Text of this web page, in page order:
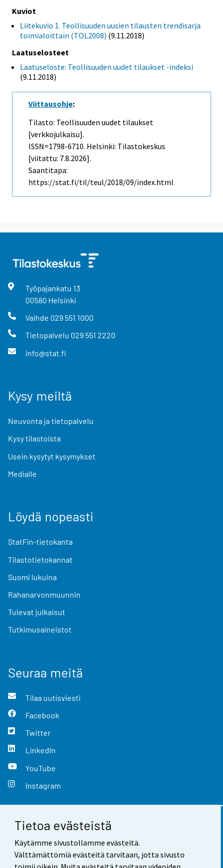
Tietoa evästeistä
Käytämme sivustollamme evästeitä.
Välttämättömiä evästeitä tarvitaan, jotta sivusto
Kuviot
Liitekuvio 1. Teollisuuden uusien tilausten trendisarja
toimialoittain (TOL2008) (9.11.2018)
Laatuselosteet
Laatuseloste: Teollisuuden uudet tilaukset -indeksi
(9.11.2018)
Viittausohje:
Tilasto: Teollisuuden uudet tilaukset
[verkkojulkaisu].
ISSN=1798-6710. Helsinki: Tilastokeskus
[viitattu: 7.8.2026].
Saantitapa:
https://stat.fi/til/teul/2018/09/index.html
Työpajankatu 13
00580 Helsinki
Vaihde 029 551 1000
Tietopalvelu 029 551 2220
info@stat.fi
Kysy meiltä
Neuvonta ja tietopalvelu
Kysy tilastoista
Usein kysytyt kysymykset
Medialle
Löydä nopeasti
StatFin-tietokanta
Tilastotietokannat
Suomi lukuina
Rahanarvonmuunnin
Tulevat julkaisut
Tutkimusaineistot
Seuraa meitä
Tilaa uutisviesti
Facebook
Twitter
LinkedIn
YouTube
Instagram
Yhteystiedot
Palaute